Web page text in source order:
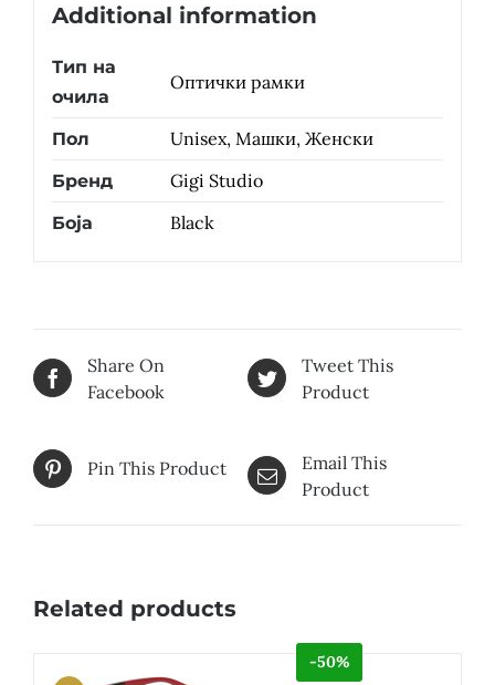
Additional information
Тип на
очила
Оптички рамки
Пол Unisex, Машки, Женски
Бренд Gigi Studio
Боја Black
Share On
Facebook
Tweet This
Product
Pin This Product
Email This
Product
Related products
-50%